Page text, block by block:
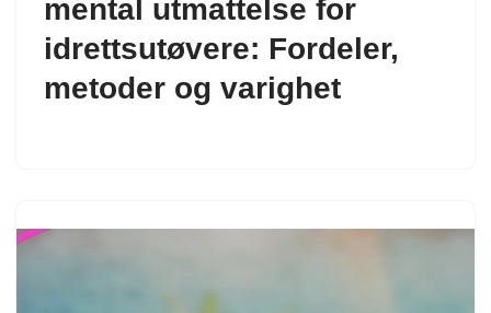
mental utmattelse for
idrettsutøvere: Fordeler,
metoder og varighet